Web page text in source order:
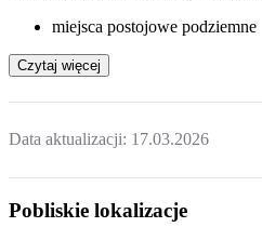
miejsca postojowe podziemne
Czytaj więcej
Data aktualizacji: 17.03.2026
Pobliskie lokalizacje